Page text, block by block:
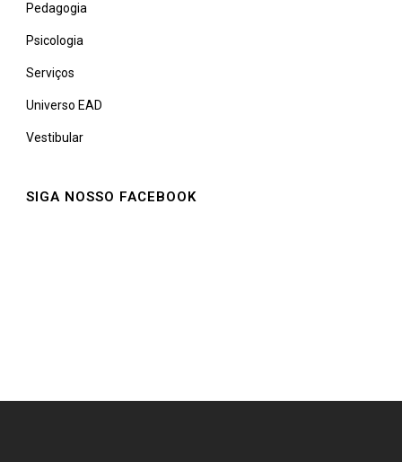
Pedagogia
Psicologia
Serviços
Universo EAD
Vestibular
SIGA NOSSO FACEBOOK